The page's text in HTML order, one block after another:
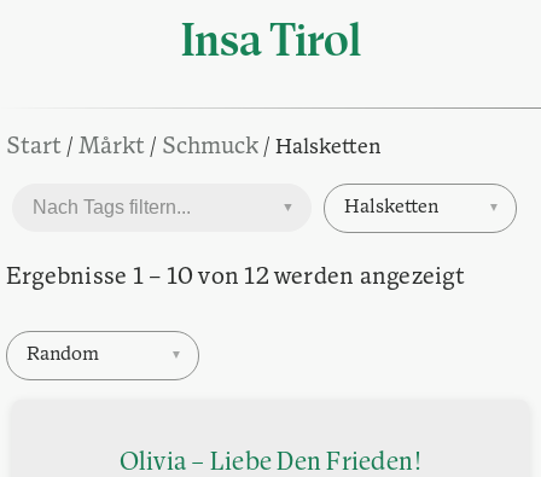
Insa Tirol
Start / Mårkt / Schmuck / Halsketten
▼ Halsketten ▼
Ergebnisse 1 – 10 von 12 werden angezeigt
Random ▼
Olivia – Liebe Den Frieden!